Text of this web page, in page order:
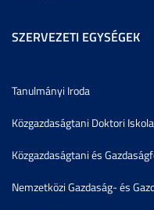
SZERVEZETI EGYSÉGEK
Tanulmányi Iroda
Közgazdaságtani Doktori Iskola
Közgazdaságtani és
Nemzetközi Gazdaság- és